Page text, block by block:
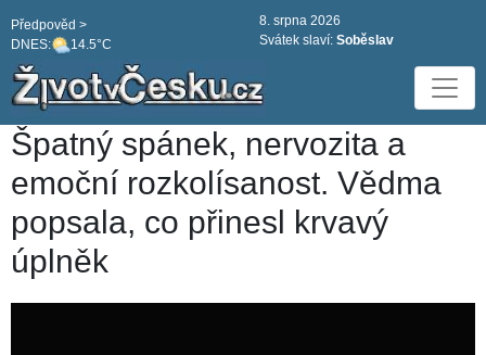
DNES: 14.5°C
Předpověd >
8. srpna 2026
Svátek slaví: Soběslav
Špatný spánek, nervozita a
emoční rozkolísanost. Vědma
popsala, co přinesl krvavý
úplněk